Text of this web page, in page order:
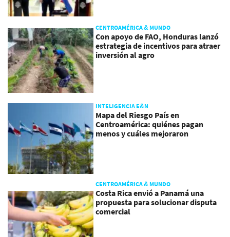
CENTROAMÉRICA & MUNDO
Con apoyo de FAO, Honduras lanzó
estrategia de incentivos para atraer
inversión al agro
INTELIGENCIA E&N
Mapa del Riesgo País en
Centroamérica: quiénes pagan
menos y cuáles mejoraron
CENTROAMÉRICA & MUNDO
Costa Rica envió a Panamá una
propuesta para solucionar disputa
comercial